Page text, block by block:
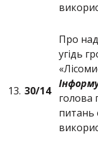
13. 30/14
Про
угідь
голова
питань